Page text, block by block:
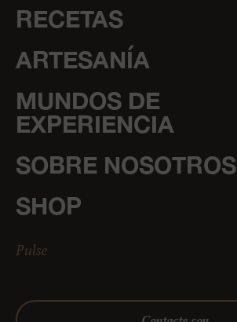
RECETAS
ARTESANÍA
MUNDOS DE
EXPERIENCIA
SOBRE NOSOTROS
SHOP
Pulse